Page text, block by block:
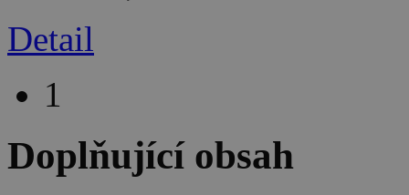
Detail
1
Doplňující obsah